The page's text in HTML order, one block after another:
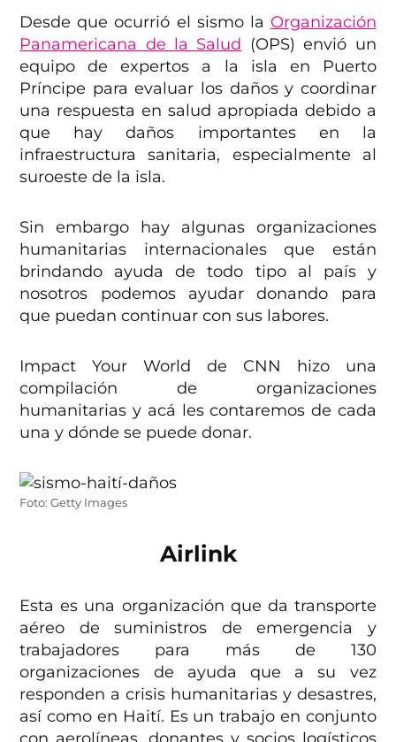
Desde que ocurrió el sismo la Organización
Panamericana de la Salud (OPS) envió un
equipo de expertos a la isla en Puerto
Príncipe para evaluar los daños y coordinar
una respuesta en salud apropiada debido a
que hay daños importantes en la
infraestructura sanitaria, especialmente al
suroeste de la isla.
Sin embargo hay algunas organizaciones
humanitarias internacionales que están
brindando ayuda de todo tipo al país y
nosotros podemos ayudar donando para
que puedan continuar con sus labores.
Impact Your World de CNN hizo una
compilación de organizaciones
humanitarias y acá les contaremos de cada
una y dónde se puede donar.
Foto: Getty Images
Airlink
Esta es una organización que da transporte
aéreo de suministros de emergencia y
trabajadores para más de 130
organizaciones de ayuda que a su vez
responden a crisis humanitarias y desastres,
así como en Haití. Es un trabajo en conjunto